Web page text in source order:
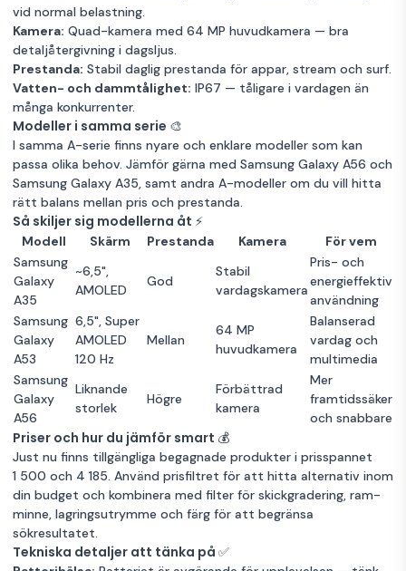
128GB Lagring Garanti 12 mån
Samsung
Galaxy A53 5G
6 GB 128 GB
Dual-SIM
Awesome Blue
2 365 kr
128GB Lagring Garanti 12 mån
Samsung
Galaxy A53 5G
6 GB 128 GB
Single-SIM
Awesome Blue
2 479 kr
Mycket bra skick Blå
128GB Lagring
Samsung
6 GB 128 GB
Dual-SIM
Awesome White
128GB Lagring Garanti 12 mån
Samsung
Galaxy A53 5G
6 GB 128 GB
Single-SIM
2 555 kr
Dual-SIM
Awesome Black
256GB Lagring Garanti 12 mån
Samsung
Galaxy A53 5G 8
GB 256 GB
Dual-SIM
Awesome Black
Nyskick Svart 8GB RAM
256GB Lagring Garanti 12 mån
GB 128 GB Dual-
SIM Awesome
Black
Okänt skick Svart 6GB RAM
128GB Lagring Garanti 12 mån
Samsung
Galaxy A53 5G
6 GB 256 GB
Dual-SIM
Awesome Black
3 825 kr
256GB Lagring Garanti 12 mån
vid normal belastning.
Kamera: Quad-kamera med 64 MP huvudkamera — bra
detaljåtergivning i dagsljus.
Prestanda: Stabil daglig prestanda för appar, stream och surf.
Vatten- och dammtålighet: IP67 — tåligare i vardagen än
många konkurrenter.
Modeller i samma serie 🎨
I samma A-serie finns nyare och enklare modeller som kan
passa olika behov. Jämför gärna med Samsung Galaxy A56 och
Samsung Galaxy A35, samt andra A-modeller om du vill hitta
rätt balans mellan pris och prestanda.
Så skiljer sig modellerna åt ⚡
Modell Skärm Prestanda Kamera
För vem
Samsung
Galaxy
A35
~6,5",
AMOLED
God
Stabil
vardagskamera
Pris- och
energieffektiv
användning
Samsung
Galaxy
A53
6,5", Super
AMOLED
120 Hz
Mellan
64 MP
huvudkamera
Balanserad
vardag och
multimedia
Samsung
Galaxy
A56
Liknande
storlek
Högre
Förbättrad
kamera
Mer
framtidssäker
och snabbare
Priser och hur du jämför smart 💰
Just nu finns tillgängliga begagnade produkter i prisspannet
1 500 och 4 185. Använd prisfiltret för att hitta alternativ inom
din budget och kombinera med filter för skickgradering, ram-
minne, lagringsutrymme och färg för att begränsa
sökresultatet.
Tekniska detaljer att tänka på ✅